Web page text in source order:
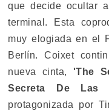
que decide ocultar
terminal. Esta
muy elogiada en el
Berlín. Coixet
nueva cinta, 'The
Secreta De Las
protagonizada por